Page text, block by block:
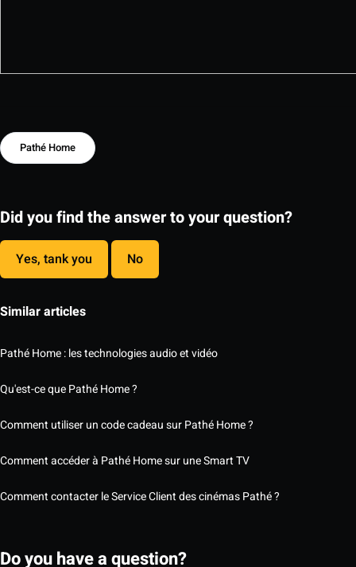
Pathé Home
Did you find the answer to your question?
Yes, tank you No
Similar articles
Pathé Home : les technologies audio et vidéo
Qu'est-ce que Pathé Home ?
Comment utiliser un code cadeau sur Pathé Home ?
Comment accéder à Pathé Home sur une Smart TV
Comment contacter le Service Client des cinémas Pathé ?
Do you have a question?